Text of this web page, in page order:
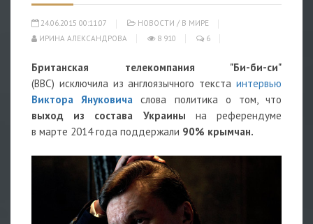
24.06.2015 00:11:07 НОВОСТИ / В МИРЕ
ИРИНА АЛЕКСАНДРОВА
8 910 6
Британская телекомпания "Би-би-си"
(BBC) исключила из англоязычного текста интервью
Виктора Януковича слова политика о том, что
выход из состава Украины на референдуме
в марте 2014 года поддержали 90% крымчан.